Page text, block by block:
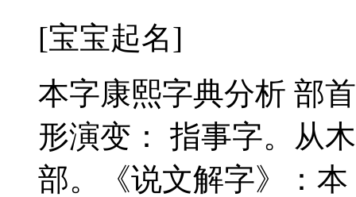
[宝宝起名]
本字康熙字典分析 部
形演变： 指事字。从
部。《说文解字》：